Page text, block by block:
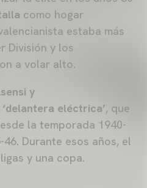
como hogar
estaba más
División y los
a volar alto.
y
‘delantera eléctrica’, que
la temporada 1940-
Durante esos años, el
y una copa.